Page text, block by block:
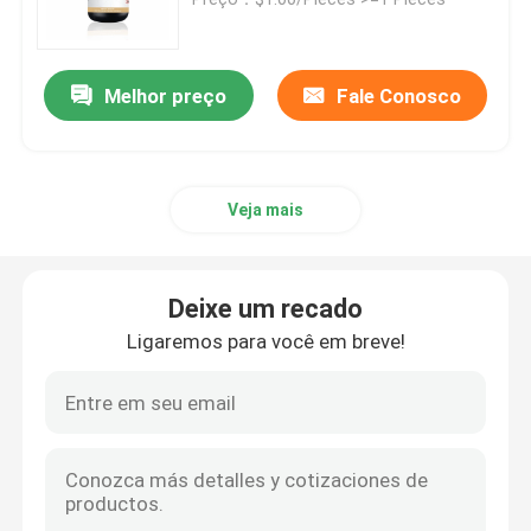
Impressora do LCD 3D
Impressora 3D médica
Melhor preço Fale Conosco
Veja mais
Deixe um recado
Ligaremos para você em breve!